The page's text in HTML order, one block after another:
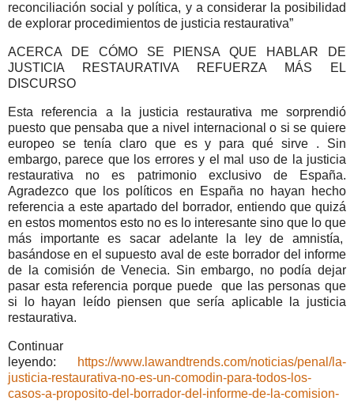
reconciliación social y política, y a considerar la posibilidad
de explorar procedimientos de justicia restaurativa”
ACERCA DE CÓMO SE PIENSA QUE HABLAR DE
JUSTICIA RESTAURATIVA REFUERZA MÁS EL
DISCURSO
Esta referencia a la justicia restaurativa me sorprendió
puesto que pensaba que a nivel internacional o si se quiere
europeo se tenía claro que es y para qué sirve . Sin
embargo, parece que los errores y el mal uso de la justicia
restaurativa no es patrimonio exclusivo de España.
Agradezco que los políticos en España no hayan hecho
referencia a este apartado del borrador, entiendo que quizá
en estos momentos esto no es lo interesante sino que lo que
más importante es sacar adelante la ley de amnistía,
basándose en el supuesto aval de este borrador del informe
de la comisión de Venecia. Sin embargo, no podía dejar
pasar esta referencia porque puede que las personas que
si lo hayan leído piensen que sería aplicable la justicia
restaurativa.
Continuar
leyendo:
https://www.lawandtrends.com/noticias/penal/la-
justicia-restaurativa-no-es-un-comodin-para-todos-los-
casos-a-proposito-del-borrador-del-informe-de-la-comision-